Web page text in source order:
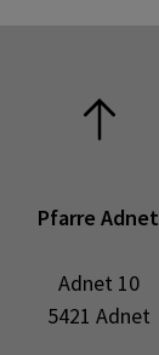
Pfarre Adnet
Adnet 10
5421 Adnet